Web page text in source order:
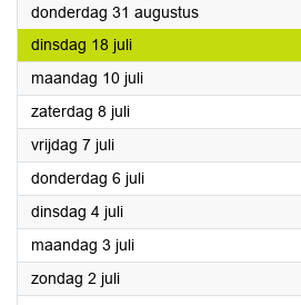
donderdag 31 augustus2023
dinsdag 18 juli2023
maandag 10 juli2023
zaterdag 8 juli2023
vrijdag 7 juli2023
donderdag 6 juli2023
dinsdag 4 juli2023
maandag 3 juli2023
zondag 2 juli2023